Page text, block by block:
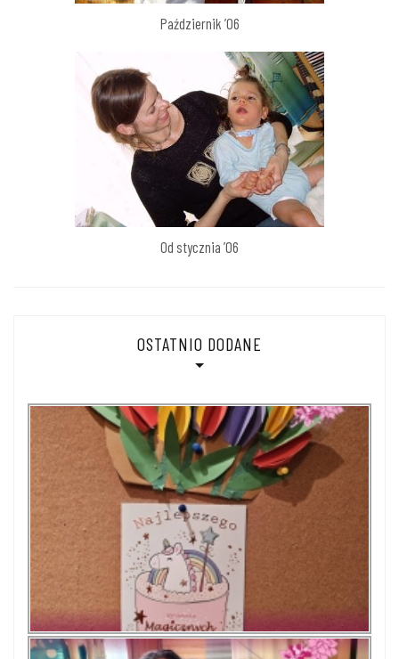
Październik ’06
Od stycznia ’06
OSTATNIO DODANE